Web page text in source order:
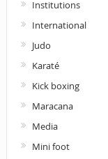
Institutions
International
Judo
Karaté
Kick boxing
Maracana
Media
Mini foot